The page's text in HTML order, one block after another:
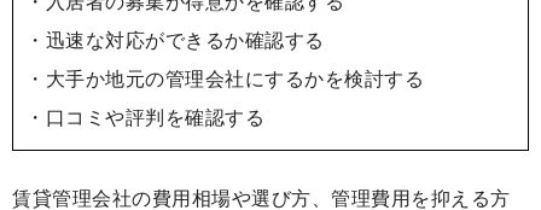
・迅速な対応ができるか確認する
・大手か地元の管理会社にするかを検討する
・口コミや評判を確認する
賃貸管理会社の費用相場や選び方、管理費用を抑える方